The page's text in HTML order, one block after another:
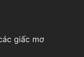
giấc mơ